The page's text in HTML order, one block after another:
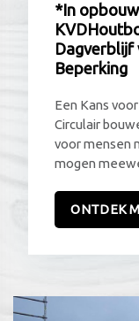
*In
Dagverblijf
Beperking
Een Kans
Circulair
voor mensen
mogen
ONTDEK